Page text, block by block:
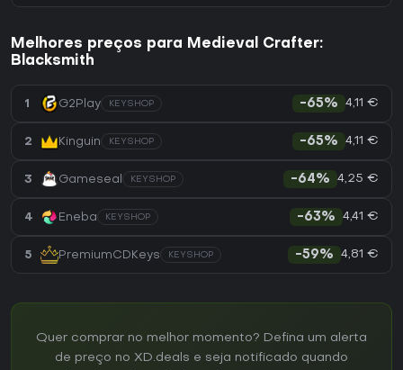
Melhores preços para Medieval Crafter:
Blacksmith
1 G2Play KEYSHOP -65% 4,11 €
2 Kinguin KEYSHOP -65% 4,11 €
3 Gameseal KEYSHOP -64% 4,25 €
4 Eneba KEYSHOP -63% 4,41 €
5 PremiumCDKeys KEYSHOP -59% 4,81 €
Quer comprar no melhor momento? Defina um alerta
de preço no XD.deals e seja notificado quando